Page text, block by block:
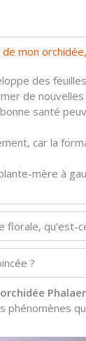
mon
des
de
santé
car la
mère à
qu’est-
?
phénomènes